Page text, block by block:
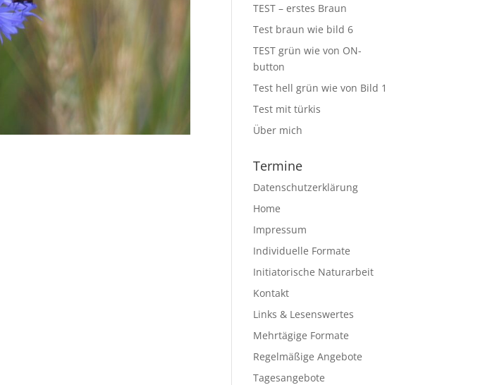
TEST – erstes Braun
Test braun wie bild 6
TEST grün wie von ON-
button
Test hell grün wie von Bild 1
Test mit türkis
Über mich
Termine
Datenschutzerklärung
Home
Impressum
Individuelle Formate
Initiatorische Naturarbeit
Kontakt
Links & Lesenswertes
Mehrtägige Formate
Regelmäßige Angebote
Tagesangebote